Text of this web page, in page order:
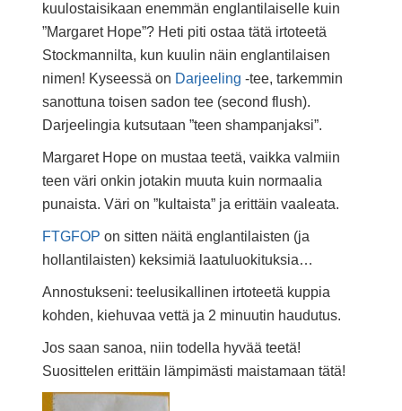
kuulostaisikaan enemmän englantilaiselle kuin
”Margaret Hope”? Heti piti ostaa tätä irtoteetä
Stockmannilta, kun kuulin näin englantilaisen
nimen! Kyseessä on Darjeeling -tee, tarkemmin
sanottuna toisen sadon tee (second flush).
Darjeelingia kutsutaan ”teen shampanjaksi”.
Margaret Hope on mustaa teetä, vaikka valmiin
teen väri onkin jotakin muuta kuin normaalia
punaista. Väri on ”kultaista” ja erittäin vaaleata.
FTGFOP on sitten näitä englantilaisten (ja
hollantilaisten) keksimiä laatuluokituksia…
Annostukseni: teelusikallinen irtoteetä kuppia
kohden, kiehuvaa vettä ja 2 minuutin haudutus.
Jos saan sanoa, niin todella hyvää teetä!
Suosittelen erittäin lämpimästi maistamaan tätä!